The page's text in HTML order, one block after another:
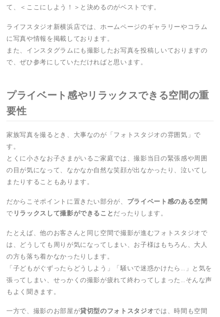
て、＜ここにしよう！＞と決めるのがベストです。
ライフスタジオ新横浜店では、ホームページのギャラリーやコラム
に写真や情報を掲載しております。
また、インスタグラムにも撮影したお写真を投稿しいておりますの
で、ぜひ参考にしていただければと思います。
プライベート感やリラックスできる空間の重
要性
家族写真を撮るとき、大事なのが「フォトスタジオの雰囲気」で
す。
とくに小さなお子さまがいるご家庭では、撮影当日の緊張感や周囲
の目が気になって、なかなか自然な笑顔が出なかったり、泣いてし
またりすることもあります。
だからこそポイントに置きたい部分が、 プライベート感のある空間
で リラックスして撮影ができることだったりします。
たとえば、他のお客さんと同じ空間で撮影が進むフォトスタジオで
は、どうしても周りが気になってしまい、お子様はもちろん、大人
の方も落ち着かなかったりします。
「子どもがぐずったらどうしよう」「騒いで迷惑かけたら…」と気を
張ってしまい、せっかくの撮影が疲れて終わってしまった…そんな声
もよく聞きます。
一方で、撮影のお部屋が貸切型のフォトスタジオでは、時間も空間